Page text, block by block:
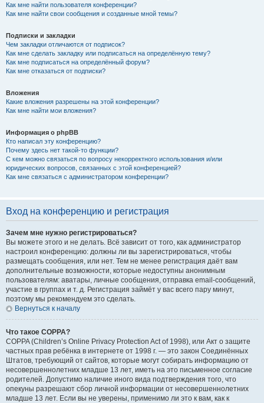
Как мне найти пользователя конференции?
Как мне найти свои сообщения и созданные мной темы?
Подписки и закладки
Чем закладки отличаются от подписок?
Как мне сделать закладку или подписаться на определённую тему?
Как мне подписаться на определённый форум?
Как мне отказаться от подписки?
Вложения
Какие вложения разрешены на этой конференции?
Как мне найти мои вложения?
Информация о phpBB
Кто написал эту конференцию?
Почему здесь нет такой-то функции?
С кем можно связаться по вопросу некорректного использования и/или
юридических вопросов, связанных с этой конференцией?
Как мне связаться с администратором конференции?
Вход на конференцию и регистрация
Зачем мне нужно регистрироваться?
Вы можете этого и не делать. Всё зависит от того, как администратор
настроил конференцию: должны ли вы зарегистрироваться, чтобы
размещать сообщения, или нет. Тем не менее регистрация даёт вам
дополнительные возможности, которые недоступны анонимным
пользователям: аватары, личные сообщения, отправка email-сообщений,
участие в группах и т. д. Регистрация займёт у вас всего пару минут,
поэтому мы рекомендуем это сделать.
Вернуться к началу
Что такое COPPA?
COPPA (Children’s Online Privacy Protection Act of 1998), или Акт о защите
частных прав ребёнка в интернете от 1998 г. — это закон Соединённых
Штатов, требующий от сайтов, которые могут собирать информацию от
несовершеннолетних младше 13 лет, иметь на это письменное согласие
родителей. Допустимо наличие иного вида подтверждения того, что
опекуны разрешают сбор личной информации от несовершеннолетних
младше 13 лет. Если вы не уверены, применимо ли это к вам, как к